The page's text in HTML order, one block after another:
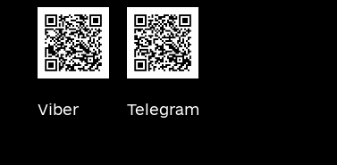
Viber Telegram